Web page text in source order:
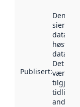
Publisert:
Denne
sier når
høstet av
Det kan
vært
tidligere
andre